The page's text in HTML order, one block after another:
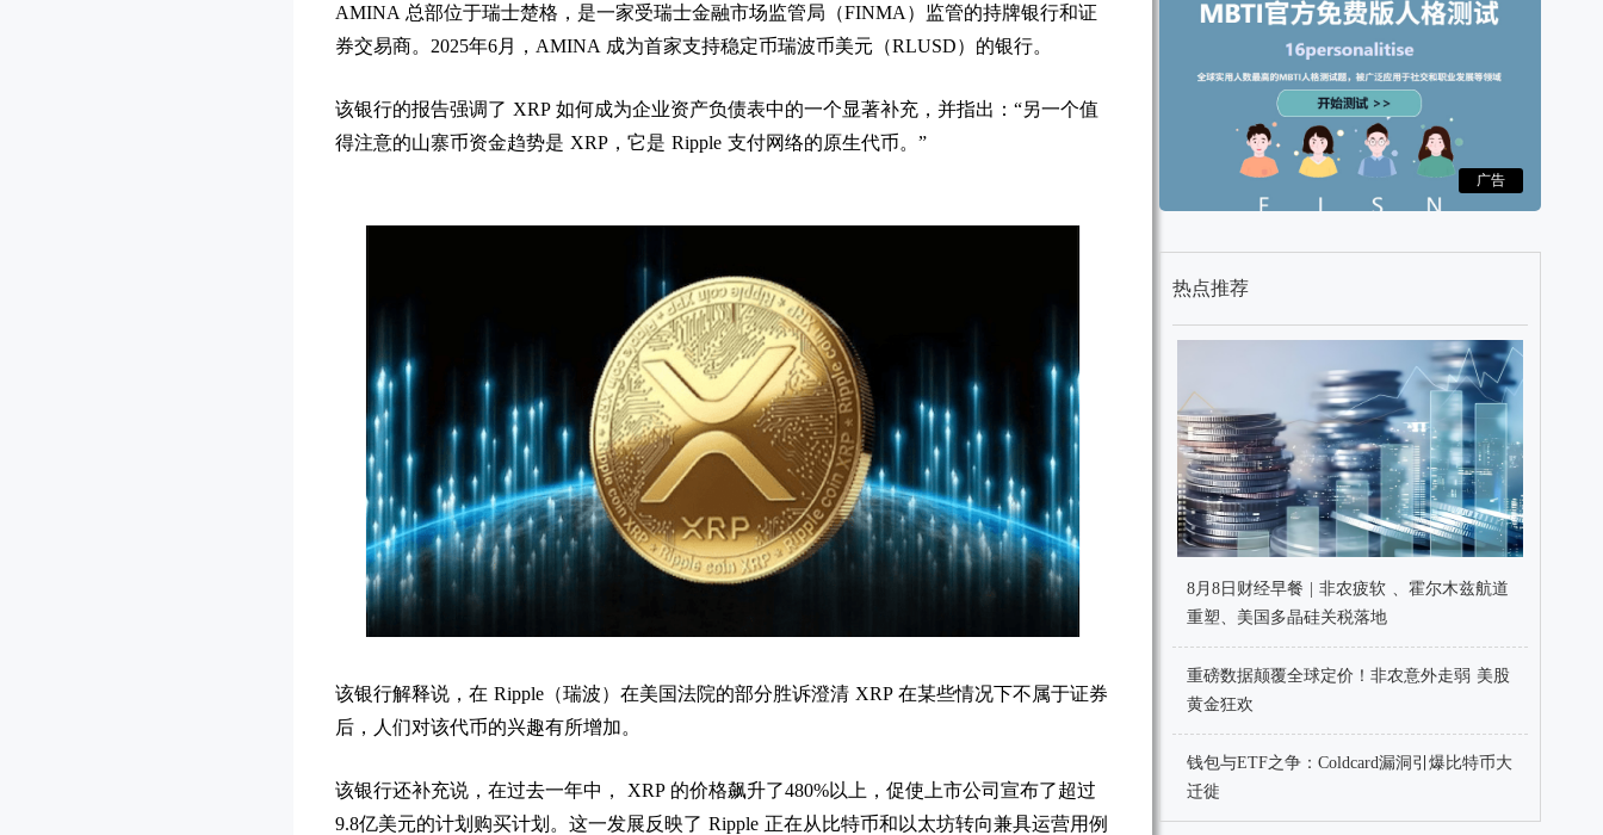
AMINA 总部位于瑞士楚格，是一家受瑞士金融市场监管局（FINMA）监管的持牌银行和证
券交易商。2025年6月，AMINA 成为首家支持稳定币瑞波币美元（RLUSD）的银行。
该银行的报告强调了 XRP 如何成为企业资产负债表中的一个显著补充，并指出：“另一个值
得注意的山寨币资金趋势是 XRP，它是 Ripple 支付网络的原生代币。”
该银行解释说，在 Ripple（瑞波）在美国法院的部分胜诉澄清 XRP 在某些情况下不属于证券
后，人们对该代币的兴趣有所增加。
该银行还补充说，在过去一年中， XRP 的价格飙升了480%以上，促使上市公司宣布了超过
9.8亿美元的计划购买计划。这一发展反映了 Ripple 正在从比特币和以太坊转向兼具运营用例
广告
热点推荐
8月8日财经早餐 | 非农疲软 、霍尔木兹航道
重塑、美国多晶硅关税落地
重磅数据颠覆全球定价！非农意外走弱 美股
黄金狂欢
钱包与ETF之争：Coldcard漏洞引爆比特币大
迁徙